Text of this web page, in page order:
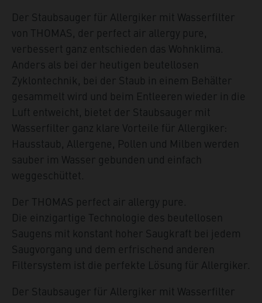
Der Staubsauger für Allergiker mit Wasserfilter
von THOMAS, der perfect air allergy pure,
verbessert ganz entschieden das Wohnklima.
Anders als bei der heutigen beutellosen
Zyklontechnik, bei der Staub in einem Behälter
gesammelt wird und beim Entleeren wieder in die
Luft entweicht, bietet der Staubsauger mit
Wasserfilter ganz klare Vorteile für Allergiker:
Hausstaub, Allergene, Pollen und Milben werden
sauber im Wasser gebunden und einfach
weggeschüttet.
Der THOMAS perfect air allergy pure.
Die einzigartige Technologie des beutellosen
Saugens mit konstant hoher Saugkraft bei jedem
Saugvorgang und dem erfrischend anderen
Filtersystem ist die perfekte Lösung für Allergiker.
Der Staubsauger für Allergiker mit Wasserfilter